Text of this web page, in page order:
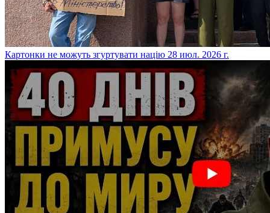
​Картонки не можуть згуртувати націю 28 июл. 2026 г.